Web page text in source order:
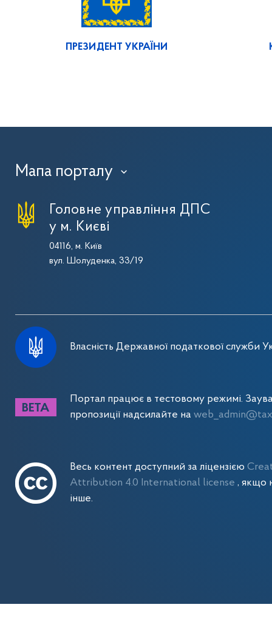
ПРЕЗИДЕНТ УКРАЇНИ
Мапа порталу ›
Головне управління ДПС
у м. Києві
04116, м. Київ
вул. Шолуденка, 33/19
Власність Державної податкової служби
Портал працює в тестовому режимі.
пропозиції надсилайте на
Весь контент доступний за ліцензією
Attribution 4.0 International license , якщо
інше.